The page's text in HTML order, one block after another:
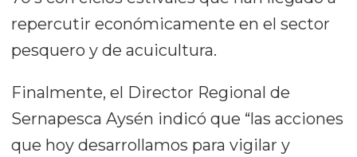
repercutir económicamente en el sector
pesquero y de acuicultura.
Finalmente, el Director Regional de
Sernapesca Aysén indicó que “las acciones
que hoy desarrollamos para vigilar y